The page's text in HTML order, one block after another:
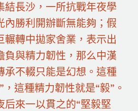
結長沙，一所抗戰年夜學
內勝利開辦斷無能夠；假
輾轉中拋家舍業，表示出
負與精力韌性，那么中漢
承不輟只能是幻想。這種
這種精力韌性就是“毅”。
后來一以貫之的“堅毅堅